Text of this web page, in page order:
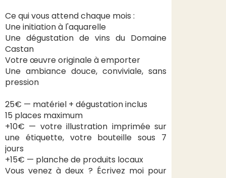
Ce qui vous attend chaque mois :
Une initiation à l'aquarelle
Une dégustation de vins du Domaine
Castan
Votre œuvre originale à emporter
Une ambiance douce, conviviale, sans
pression
25€ — matériel + dégustation inclus
15 places maximum
+10€ — votre illustration imprimée sur
une étiquette, votre bouteille sous 7
jours
+15€ — planche de produits locaux
Vous venez à deux ? Écrivez moi pour